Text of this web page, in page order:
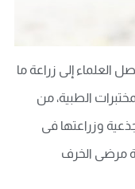
العلماء إلى زراعة ما
الطبية، من
جذعية وزراعتها فى
مرضى الخرف